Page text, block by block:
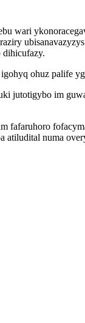
wari
ohuz palife
jutotigybo im
fafaruhoro
atiludital numa